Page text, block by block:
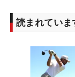
読まれていま